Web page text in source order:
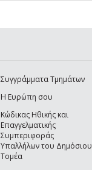
Συγγράμματα Τμημάτων
Η Ευρώπη σου
Κώδικας Ηθικής και
Επαγγελματικής
Συμπεριφοράς
Υπαλλήλων του Δημόσιου
Τομέα